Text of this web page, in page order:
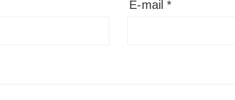
E-mail*